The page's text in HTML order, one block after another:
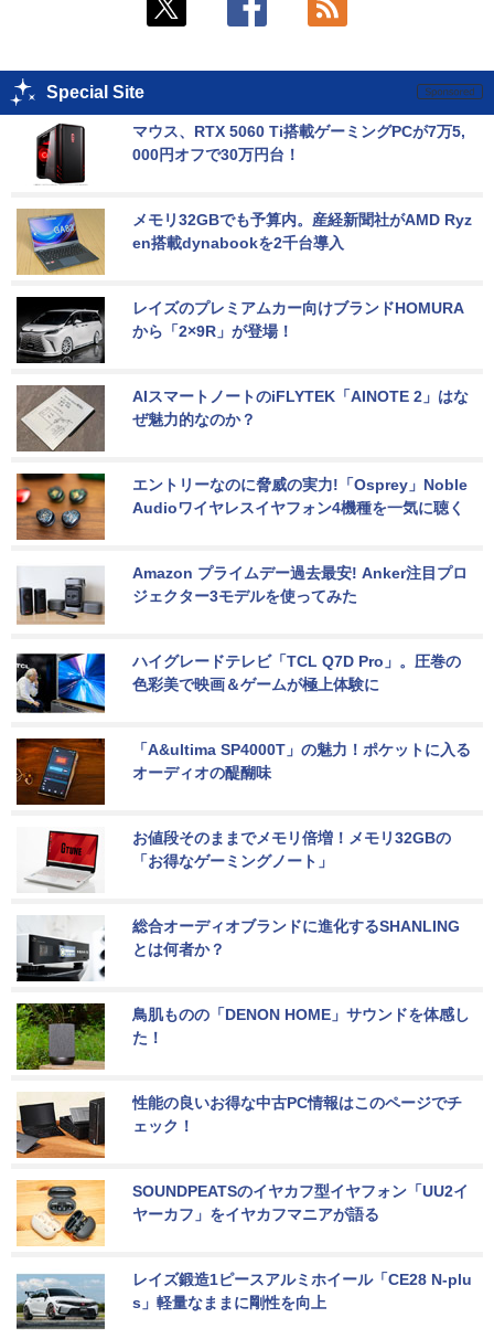
Special Site
マウス、RTX 5060 Ti搭載ゲーミングPCが7万5,
000円オフで30万円台！
メモリ32GBでも予算内。産経新聞社がAMD Ryz
en搭載dynabookを2千台導入
レイズのプレミアムカー向けブランドHOMURA
から「2×9R」が登場！
AIスマートノートのiFLYTEK「AINOTE 2」はな
ぜ魅力的なのか？
エントリーなのに脅威の実力!「Osprey」Noble
Audioワイヤレスイヤフォン4機種を一気に聴く
Amazon プライムデー過去最安! Anker注目プロ
ジェクター3モデルを使ってみた
ハイグレードテレビ「TCL Q7D Pro」。圧巻の
色彩美で映画＆ゲームが極上体験に
「A&ultima SP4000T」の魅力！ポケットに入る
オーディオの醍醐味
お値段そのままでメモリ倍増！メモリ32GBの
「お得なゲーミングノート」
総合オーディオブランドに進化するSHANLING
とは何者か？
鳥肌ものの「DENON HOME」サウンドを体感し
た！
性能の良いお得な中古PC情報はこのページでチ
ェック！
SOUNDPEATSのイヤカフ型イヤフォン「UU2イ
ヤーカフ」をイヤカフマニアが語る
レイズ鍛造1ピースアルミホイール「CE28 N-plu
s」軽量なままに剛性を向上